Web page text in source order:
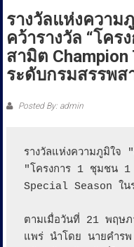
รางวัลแห่งความ
คว้ารางวัล “โคร
สามิต Champion
ระดับกรมสรรพส
Posted By: admin
รางวัลแห่งความภูมิใจ
"โครงการ 1 ชุมชน 1
Special Season ใน
ตามเมื่อวันที่ 21 พฤษ
แพร่ นำโดย นายคำร